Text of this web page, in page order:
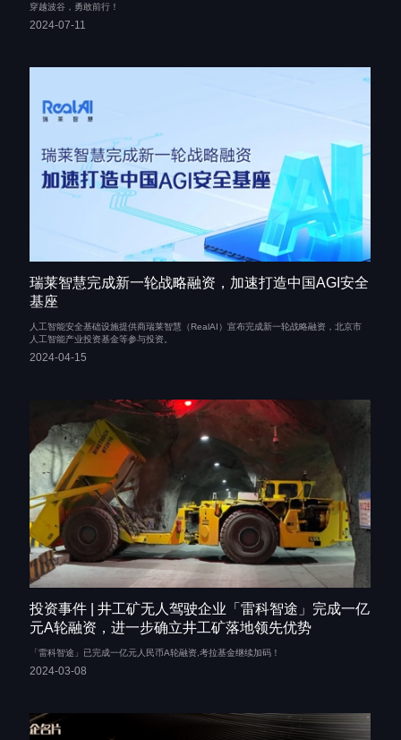
穿越波谷，勇敢前行！
2024-07-11
瑞莱智慧完成新一轮战略融资，加速打造中国AGI安全
基座
人工智能安全基础设施提供商瑞莱智慧（RealAI）宣布完成新一轮战略融资，北京市
人工智能产业投资基金等参与投资。
2024-04-15
投资事件 | 井工矿无人驾驶企业「雷科智途」完成一亿
元A轮融资，进一步确立井工矿落地领先优势
「雷科智途」已完成一亿元人民币A轮融资,考拉基金继续加码！
2024-03-08